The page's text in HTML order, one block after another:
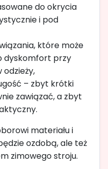
do okrycia
i pod
które może
dyskomfort przy
odzieży,
– zbyt krótki
zawiązać, a zbyt
materiału i
ozdobą, ale też
zimowego stroju.